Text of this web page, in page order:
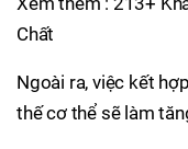
Chất
Ngoài ra, việc kết
thế cơ thể sẽ làm